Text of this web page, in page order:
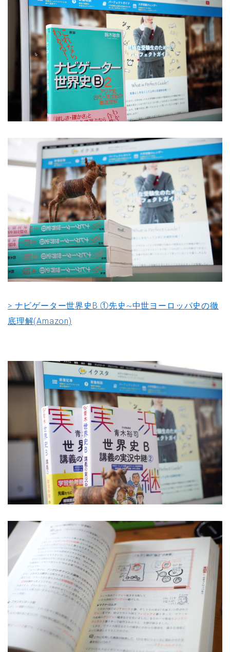
> ナビゲーター世界史B ①先史~中世ヨーロッパ史の徹
底理解(Amazon)